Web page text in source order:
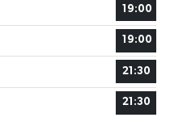
19:00
19:00
21:30
21:30